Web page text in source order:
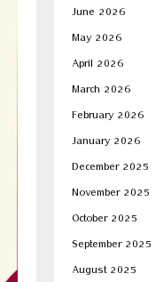
June 2026
May 2026
April 2026
March 2026
February 2026
January 2026
December 2025
November 2025
October 2025
September 2025
August 2025